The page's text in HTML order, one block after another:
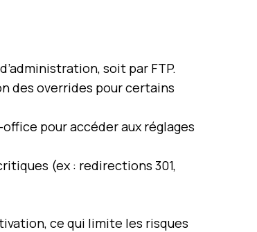
soit par FTP.
des overrides pour certains
pour accéder aux réglages
(ex : redirections 301,
ce qui limite les risques